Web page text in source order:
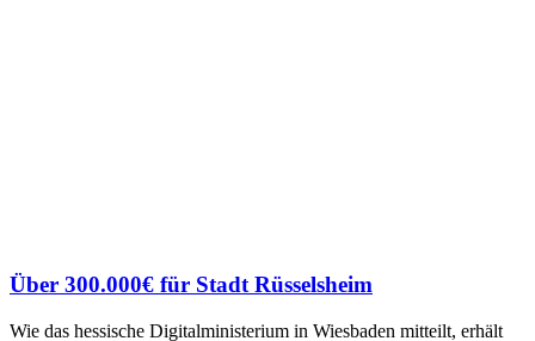
Über 300.000€ für Stadt Rüsselsheim
Wie das hessische Digitalministerium in Wiesbaden mitteilt, erhält